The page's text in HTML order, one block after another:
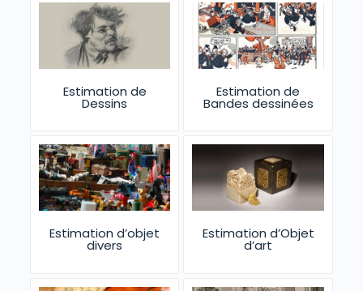
Estimation de
Dessins
Estimation de
Bandes dessinées
Estimation d’objet
divers
Estimation d’Objet
d’art